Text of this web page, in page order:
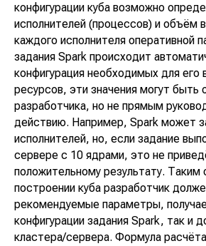
конфигурации куба возможно
исполнителей (процессов) и объём
каждого исполнителя оперативной
задания Spark происходит
конфигурация необходимых для его
ресурсов, эти значения могут быть
разработчика, но не прямым
действию. Например, Spark может
исполнителей, но, если задание
сервере с 10 ядрами, это не
положительному результату. Таким
построении куба разработчик
рекомендуемые параметры,
конфигурации задания Spark, так и
кластера/сервера. Формула